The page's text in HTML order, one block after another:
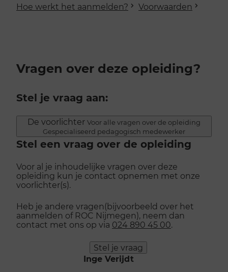
Hoe werkt het aanmelden? Voorwaarden
Vragen over deze opleiding?
Stel je vraag aan:
De voorlichter Voor alle vragen over de opleiding
Gespecialiseerd pedagogisch medewerker
Stel een vraag over de opleiding
Voor al je inhoudelijke vragen over deze
opleiding kun je contact opnemen met onze
voorlichter(s).
Heb je andere vragen(bijvoorbeeld over het
aanmelden of ROC Nijmegen), neem dan
contact met ons op via 024 890 45 00.
Stel je vraag
Inge Verijdt